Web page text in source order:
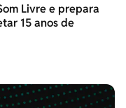
Livre e prepara
15 anos de